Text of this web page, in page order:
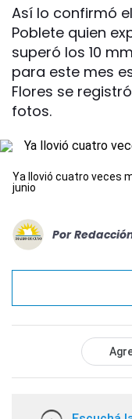
Así lo confirmó
Poblete quien
superó los 10
para este mes
Flores se
fotos.
Ya llovió cuatro veces
junio
Por